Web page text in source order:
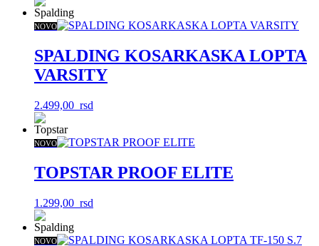
NOVO
SPALDING KOSARKASKA LOPTA
VARSITY
2.499,00 rsd
NOVO
TOPSTAR PROOF ELITE
1.299,00 rsd
NOVO